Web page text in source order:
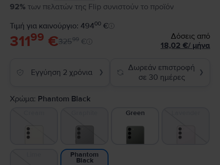
92% των πελατών της Flip συνιστούν το προϊόν
Τιμή για καινούργιο: 49400 €
31199 €32599 €
Δόσεις από
18,02 €/ μήνα
Εγγύηση 2 χρόνια ❯
Δωρεάν επιστροφή
σε 30 ημέρες
❯
Χρώμα: Phantom Black
Green
Phantom
Black